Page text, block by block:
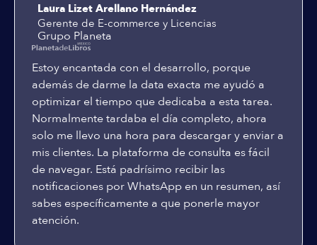
Laura Lizet Arellano Hernández
Gerente de E-commerce y Licencias
Grupo Planeta
Estoy encantada con el desarrollo, porque
además de darme la data exacta me ayudó a
optimizar el tiempo que dedicaba a esta tarea.
Normalmente tardaba el día completo, ahora
solo me llevo una hora para descargar y enviar a
mis clientes. La plataforma de consulta es fácil
de navegar. Está padrísimo recibir las
notificaciones por WhatsApp en un resumen, así
sabes específicamente a que ponerle mayor
atención.